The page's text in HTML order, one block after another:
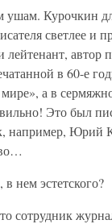
ушам. Курочкин
светлее и
лейтенант, автор
в 60-е
а в
Это был
например, Юрий
нем эстетского?
сотрудник